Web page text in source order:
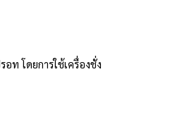
ท โดยการใช้เครื่องชั่ง